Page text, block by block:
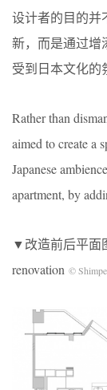
设计者的目的并
新，而是通过增
受到日本文化的
Rather than
aimed to create a
Japanese
apartment, by
▼改造前后平面
renovation ©